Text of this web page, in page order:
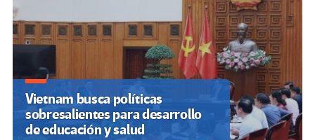
Vietnam busca políticas
sobresalientes para desarrollo
de educación y salud